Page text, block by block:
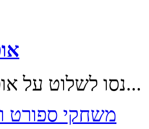
נסו לשלוט על אופנוע ים...
משחקי ספורט